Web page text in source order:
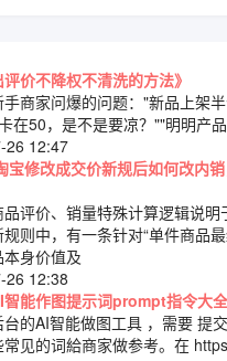
评价不降权不清洗的方法》
商家问爆的问题："新品上架
在50，是不是要凉？""明明产
26 12:47
宝修改成交价新规后如何改内
评价、销量特殊计算逻辑说明
规则中，有一条针对“单件商品
身价值及
26 12:38
智能作图提示词prompt指令大全
台的AI智能做图工具 ，需要 提
见的词給商家做参考。在